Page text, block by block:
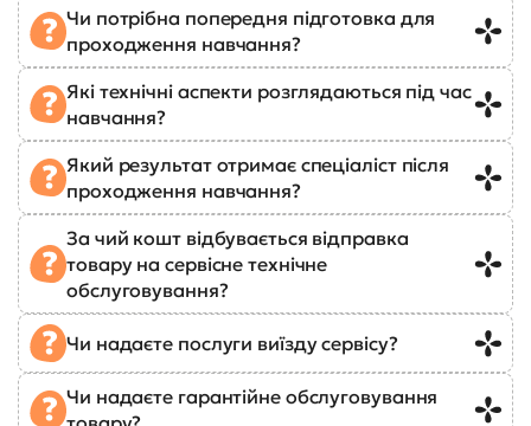
Чи потрібна попередня підготовка для
проходження навчання?
Які технічні аспекти розглядаються під час
навчання?
Який результат отримає спеціаліст після
проходження навчання?
За чий кошт відбувається відправка
товару на сервісне технічне
обслуговування?
Чи надаєте послуги виїзду сервісу?
Чи надаєте гарантійне обслуговування